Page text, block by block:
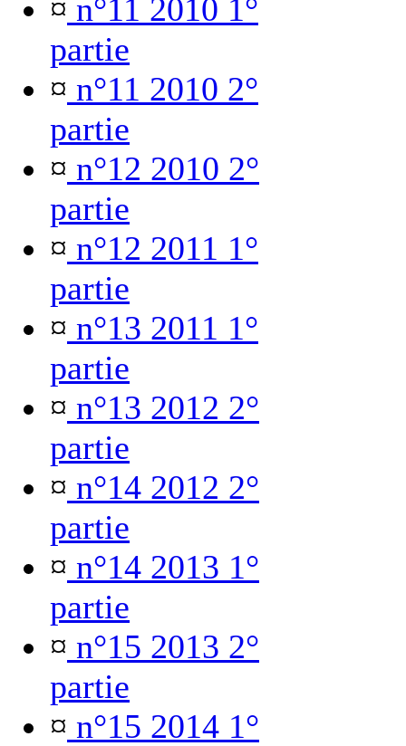
¤ n°11 2010 1°
partie
¤ n°11 2010 2°
partie
¤ n°12 2010 2°
partie
¤ n°12 2011 1°
partie
¤ n°13 2011 1°
partie
¤ n°13 2012 2°
partie
¤ n°14 2012 2°
partie
¤ n°14 2013 1°
partie
¤ n°15 2013 2°
partie
¤ n°15 2014 1°